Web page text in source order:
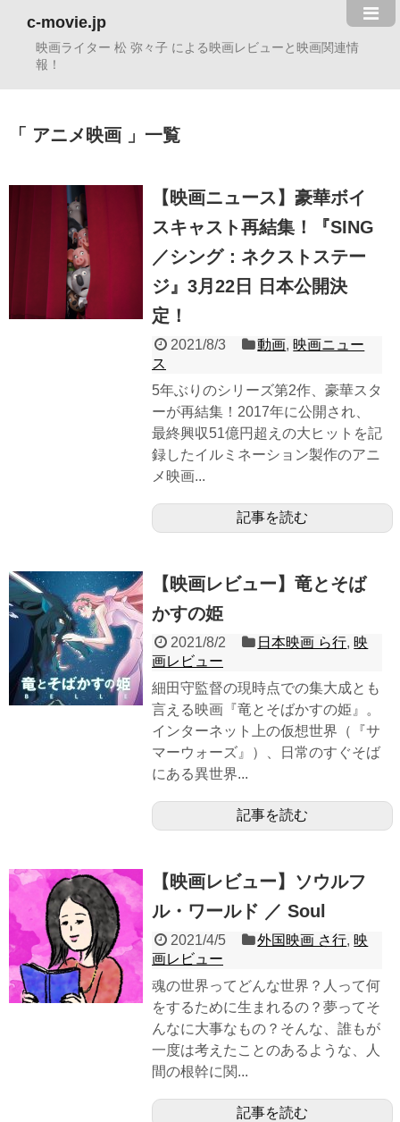
c-movie.jp
映画ライター 松 弥々子 による映画レビューと映画関連情
報！
アニメ映画 一覧
【映画ニュース】豪華ボイ
スキャスト再結集！『SING
／シング：ネクストステー
ジ』3月22日 日本公開決
定！
2021/8/3 動画, 映画ニュー
ス
5年ぶりのシリーズ第2作、豪華スタ
ーが再結集！2017年に公開され、
最終興収51億円超えの大ヒットを記
録したイルミネーション製作のアニ
メ映画...
記事を読む
【映画レビュー】竜とそば
かすの姫
2021/8/2 日本映画 ら行, 映
画レビュー
細田守監督の現時点での集大成とも
言える映画『竜とそばかすの姫』。
インターネット上の仮想世界（『サ
マーウォーズ』）、日常のすぐそば
にある異世界...
記事を読む
【映画レビュー】ソウルフ
ル・ワールド ／ Soul
2021/4/5 外国映画 さ行, 映
画レビュー
魂の世界ってどんな世界？人って何
をするために生まれるの？夢ってそ
んなに大事なもの？そんな、誰もが
一度は考えたことのあるような、人
間の根幹に関...
記事を読む